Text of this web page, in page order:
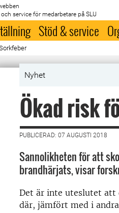
service för medarbetare på SLU
Stöd & service
Nyhet
Ökad risk
PUBLICERAD: 07 AUGUSTI 2018
Sannolikheten för att
brandhärjats, visar
Det är inte uteslutet att
där, jämfört med i